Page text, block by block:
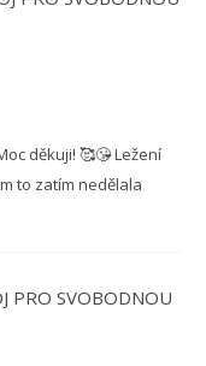
děkuji! 🥰😘 Ležení
to zatím nedělala
PRO SVOBODNOU